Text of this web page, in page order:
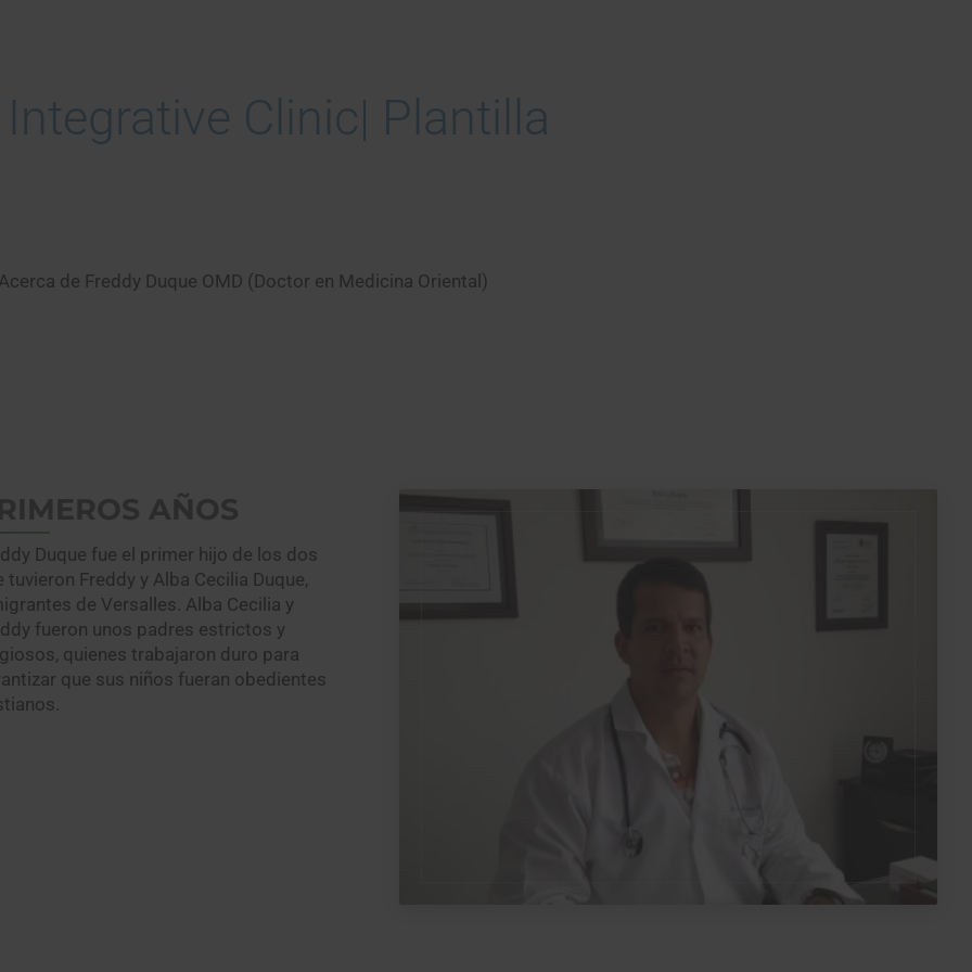
Clinic| Plantilla
de Freddy Duque OMD (Doctor en Medicina Oriental)
Duque fue el primer hijo de los dos
tuvieron Freddy y Alba Cecilia Duque,
de Versalles. Alba Cecilia y
fueron unos padres estrictos y
quienes trabajaron duro para
que sus niños fueran obedientes